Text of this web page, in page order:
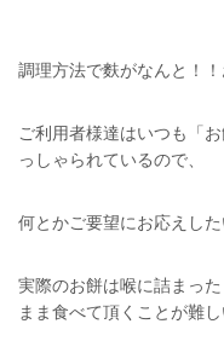
調理方法で麩がなんと！
ご利用者様達はいつも「
っしゃられているので、
何とかご要望にお応えした
実際のお餅は喉に詰まっ
まま食べて頂くことが難し